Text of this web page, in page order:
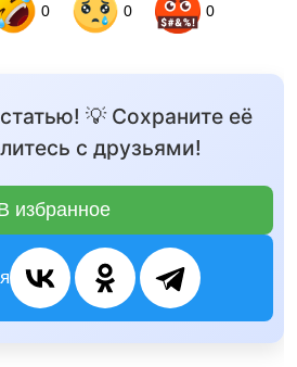
0 0 0
💡 Сохраните её
с друзьями!
избранное